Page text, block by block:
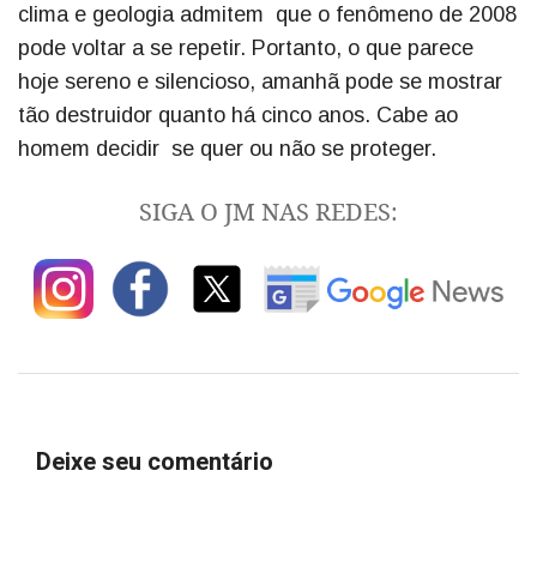
clima e geologia admitem que o fenômeno de 2008
pode voltar a se repetir. Portanto, o que parece
hoje sereno e silencioso, amanhã pode se mostrar
tão destruidor quanto há cinco anos. Cabe ao
homem decidir se quer ou não se proteger.
SIGA O JM NAS REDES:
Deixe seu comentário